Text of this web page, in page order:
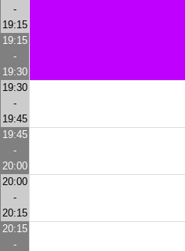
-
19:15
19:15
-
19:30
19:30
-
19:45
19:45
-
20:00
20:00
-
20:15
20:15
-